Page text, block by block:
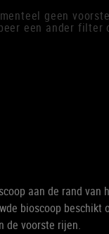
geen
een ander filter
aan de rand van
bioscoop beschikt
de voorste rijen.